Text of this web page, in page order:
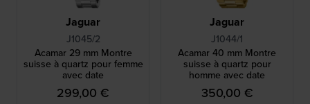
Jaguar
J1045/2
Acamar 29 mm Montre
suisse à quartz pour femme
avec date
299,00 €
Jaguar
J1044/1
Acamar 40 mm Montre
suisse à quartz pour
homme avec date
350,00 €